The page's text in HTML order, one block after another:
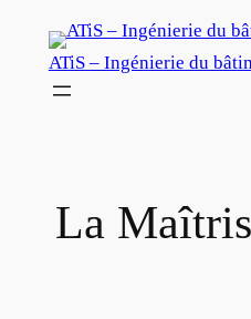
ATiS – Ingénierie du
La